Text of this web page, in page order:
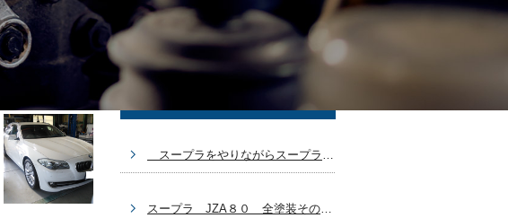
スープラをやりながらスープラ？ 自分の車どうする？ 豊田市 板金塗装
スープラ JZA８０ 全塗装その７ ラリージャパン終わっちゃった 豊田市 板金塗装